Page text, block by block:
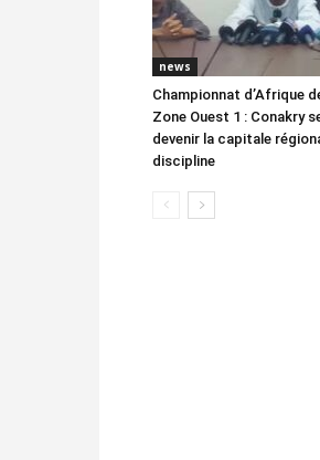
news
Championnat d’Afrique
Zone Ouest 1 : Conakry
devenir la capitale
discipline